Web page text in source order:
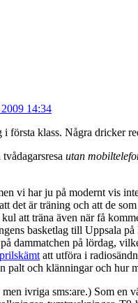
14:34
första klass. Några dricker
utan
vi har ju på modernt vis
det är träning och att de
att träna även när få
basketlag till Uppsala på
dammatchen på lördag,
att utföra i
palt och klänningar och hur
ivriga sms:are.) Som en